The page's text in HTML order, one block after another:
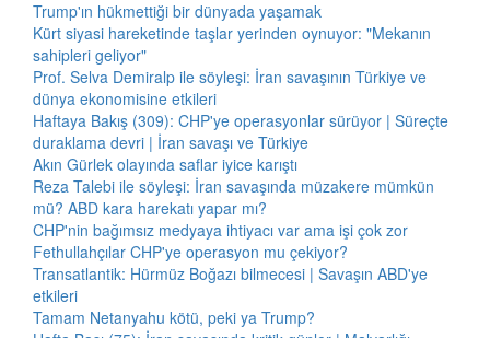
Trump'ın hükmettiği bir dünyada yaşamak
Kürt siyasi hareketinde taşlar yerinden oynuyor: "Mekanın
sahipleri geliyor"
Prof. Selva Demiralp ile söyleşi: İran savaşının Türkiye ve
dünya ekonomisine etkileri
Haftaya Bakış (309): CHP'ye operasyonlar sürüyor | Süreçte
duraklama devri | İran savaşı ve Türkiye
Akın Gürlek olayında saflar iyice karıştı
Reza Talebi ile söyleşi: İran savaşında müzakere mümkün
mü? ABD kara harekatı yapar mı?
CHP'nin bağımsız medyaya ihtiyacı var ama işi çok zor
Fethullahçılar CHP'ye operasyon mu çekiyor?
Transatlantik: Hürmüz Boğazı bilmecesi | Savaşın ABD'ye
etkileri
Tamam Netanyahu kötü, peki ya Trump?